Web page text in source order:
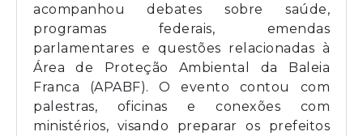
acompanhou debates sobre saúde,
programas federais, emendas
parlamentares e questões relacionadas à
Área de Proteção Ambiental da Baleia
Franca (APABF). O evento contou com
palestras, oficinas e conexões com
ministérios, visando preparar os prefeitos